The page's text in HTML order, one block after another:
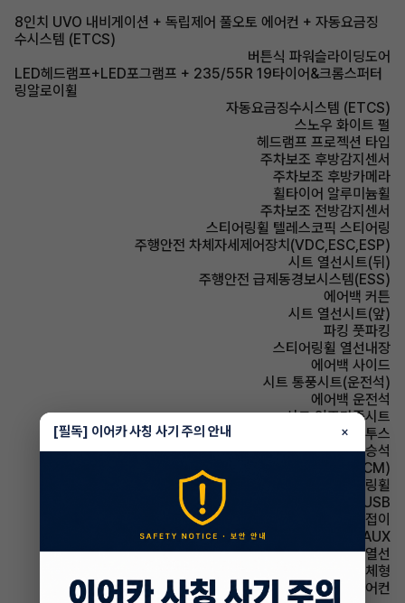
8인치 UVO 내비게이션 + 독립제어 풀오토 에어컨 + 자동요금징
수시스템 (ETCS)
버튼식 파워슬라이딩도어
LED헤드램프+LED포그램프 + 235/55R 19타이어&크롬스퍼터
링알로이휠
자동요금징수시스템 (ETCS)
스노우 화이트 펄
헤드램프 프로젝션 타입
주차보조 후방감지센서
주차보조 후방카메라
휠타이어 알루미늄휠
주차보조 전방감지센서
스티어링휠 텔레스코픽 스티어링
주행안전 차체자세제어장치(VDC,ESC,ESP)
시트 열선시트(뒤)
주행안전 급제동경보시스템(ESS)
에어백 커튼
시트 열선시트(앞)
파킹 풋파킹
스티어링휠 열선내장
에어백 사이드
시트 통풍시트(운전석)
에어백 운전석
시트 인조가죽시트
유무선단자 블루투스
에어백 동승석
룸미러 전자식 룸미러(ECM)
스티어링휠 가죽스티어링휠
유무선단자 USB
사이드미러 전동접이
유무선단자 AUX
사이드미러 열선
사이드미러 방향지시등 일체형
에어컨 수동에어컨
[필독] 이어카 사칭 사기 주의 안내 ×